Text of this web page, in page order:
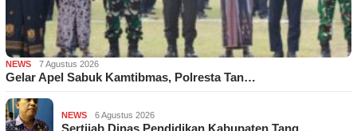
NEWS 7 Agustus 2026
Gelar Apel Sabuk Kamtibmas, Polresta Tan…
NEWS 6 Agustus 2026